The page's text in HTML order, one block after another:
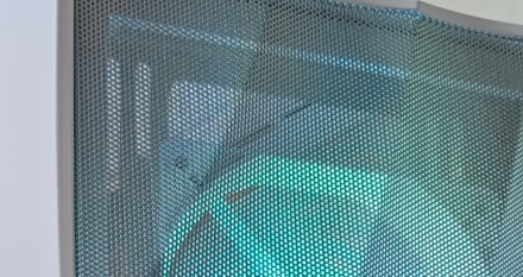
購入後のアフターフォロー
まで非常に丁寧で、安心し
て相談できるショップ様で
購入したPCについて、外付
けHDD接続時に特定のUSB
ポートでデータ転送がうま
くいかない症状があり相談
しましたが、単に「別のポ
ートを使ってください」で
続きを読む
チャロコテツ
2 か月 前
ゲームが快適にプレイした
いけど機械には詳しくない
ので本人に聞いてみよう！
ということでAIにゲームの
種類と予算を伝えたらオス
スメされたこちらで買いま
した。
最初にサイトを見た時はシ
ンプル過ぎてリンクが間違
っているのかと思ってしま
続きを読む
ねこです
2 か月 前